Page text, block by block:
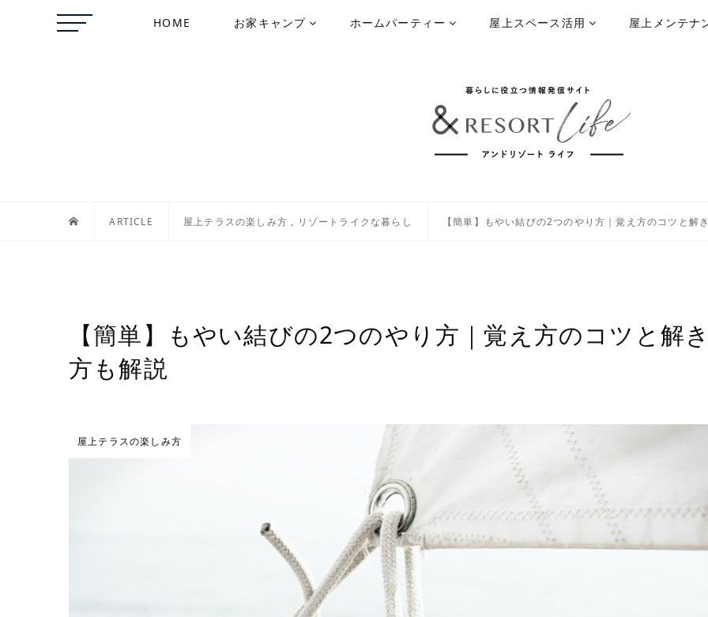
HOME お家キャンプ ホームパーティー 屋上スペース活用 屋上メンテナ
ARTICLE 屋上テラスの楽しみ方 , リゾートライクな暮らし 【簡単】もやい結びの2つのやり方｜覚え方のコツと解
【簡単】もやい結びの2つのやり方｜覚え方のコツと解
方も解説
屋上テラスの楽しみ方